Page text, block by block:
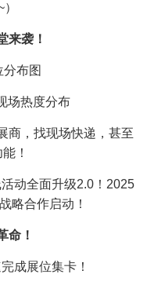
来袭！
布图
场热度分布
商，找现场快递，甚至
！
命！
成展位集卡！